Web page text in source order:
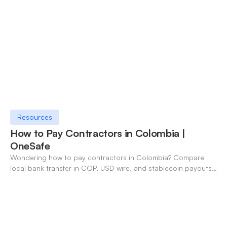
Resources
How to Pay Contractors in Colombia |
OneSafe
Wondering how to pay contractors in Colombia? Compare
local bank transfer in COP, USD wire, and stablecoin payouts.